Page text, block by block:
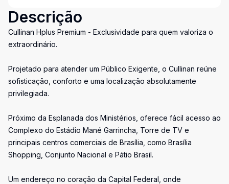
Descrição
Cullinan Hplus Premium - Exclusividade para quem valoriza o
extraordinário.
Projetado para atender um Público Exigente, o Cullinan reúne
sofisticação, conforto e uma localização absolutamente
privilegiada.
Próximo da Esplanada dos Ministérios, oferece fácil acesso ao
Complexo do Estádio Mané Garrincha, Torre de TV e
principais centros comerciais de Brasília, como Brasília
Shopping, Conjunto Nacional e Pátio Brasil.
Um endereço no coração da Capital Federal, onde